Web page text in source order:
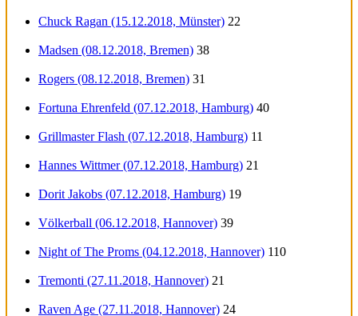
Chuck Ragan (15.12.2018, Münster) 22
Madsen (08.12.2018, Bremen) 38
Rogers (08.12.2018, Bremen) 31
Fortuna Ehrenfeld (07.12.2018, Hamburg) 40
Grillmaster Flash (07.12.2018, Hamburg) 11
Hannes Wittmer (07.12.2018, Hamburg) 21
Dorit Jakobs (07.12.2018, Hamburg) 19
Völkerball (06.12.2018, Hannover) 39
Night of The Proms (04.12.2018, Hannover) 110
Tremonti (27.11.2018, Hannover) 21
Raven Age (27.11.2018, Hannover) 24